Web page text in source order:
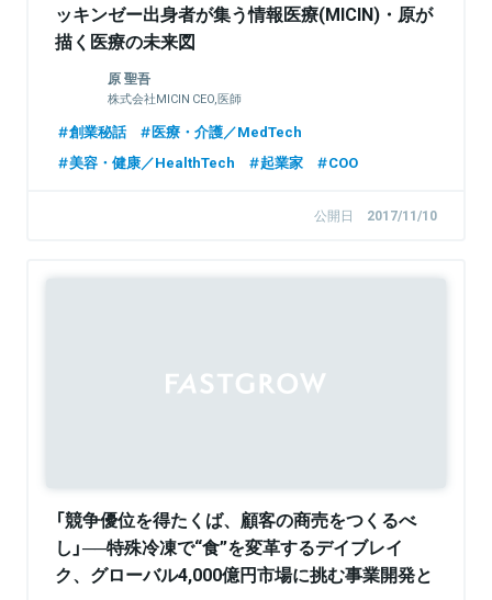
ッキンゼー出身者が集う情報医療(MICIN)・原が
描く医療の未来図
原 聖吾
株式会社MICIN CEO,医師
創業秘話
医療・介護／MedTech
美容・健康／HealthTech
起業家 COO
公開日 2017/11/10
「競争優位を得たくば、顧客の商売をつくるべ
し」──特殊冷凍で“食”を変革するデイブレイ
ク、グローバル4,000億円市場に挑む事業開発と